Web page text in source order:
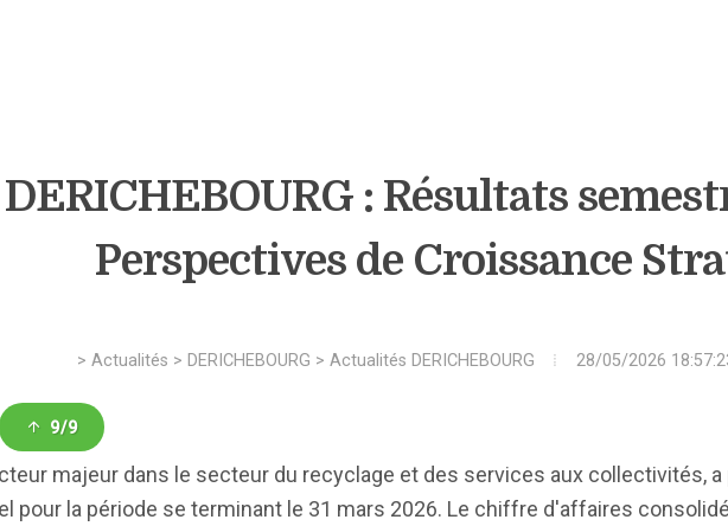
DERICHEBOURG : Résultats
Perspectives de Croissance
> Actualités > DERICHEBOURG > Actualités DERICHEBOURG 28/05/2026
9/9
majeur dans le secteur du recyclage et des services aux collectivités,
pour la période se terminant le 31 mars 2026. Le chiffre d'affaires